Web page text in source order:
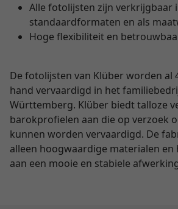
Alle fotolijsten zijn verkrijgbaar
standaardformaten en als
Hoge flexibiliteit en
De fotolijsten van Klüber worden al
hand vervaardigd in het
Württemberg. Klüber biedt talloze
barokprofielen aan die op verzoek
kunnen worden vervaardigd. De
alleen hoogwaardige materialen en
aan een mooie en stabiele